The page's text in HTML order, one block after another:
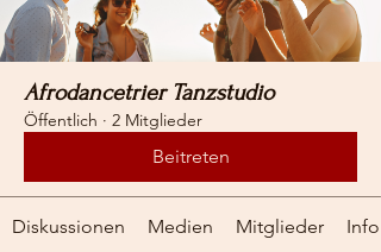
Afrodancetrier Tanzstudio
Öffentlich · 2 Mitglieder
Beitreten
Diskussionen Medien Mitglieder Info